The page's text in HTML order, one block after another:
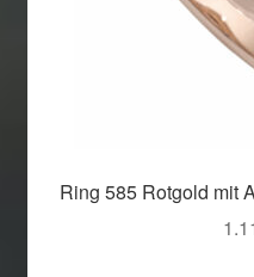
Ring 585 Rotgold mit